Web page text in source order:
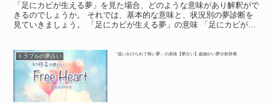
「足にカビが生える夢」を見た場合、どのような意味があり解釈がで
きるのでしょうか。 それでは、基本的な意味と、状況別の夢診断を
見ていきましょう。 「足にカビが生える夢」の意味 「足にカビが生
トラブルの夢占い 「追いかけられて怖い夢」の意味【夢占い】超細かい夢分析辞典